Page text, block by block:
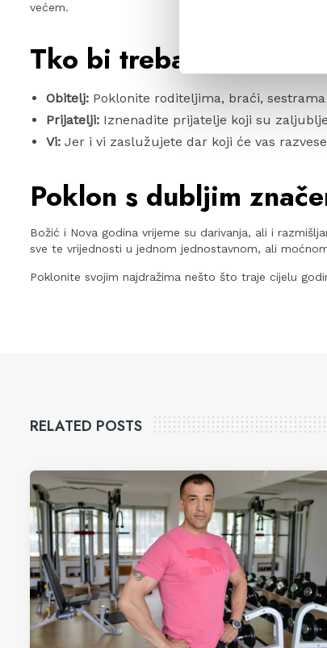
većem.
Tko bi trebao dobiti
Obitelj: Poklonite roditeljima, braći,
Prijatelji: Iznenadite prijatelje koji su
Vi: Jer i vi zaslužujete dar koji će vas
Poklon s dubljim
Božić i Nova godina vrijeme su darivanja, ali i
sve te vrijednosti u jednom jednostavnom, ali
Poklonite svojim najdražima nešto što traje cijelu
RELATED POSTS